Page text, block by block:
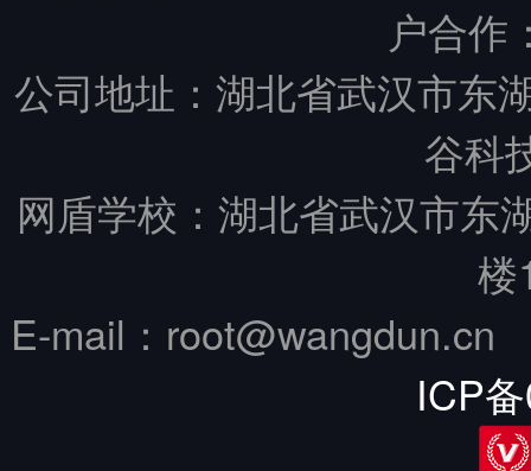
户合作
公司地址：湖北省武汉市东
谷科
网盾学校：湖北省武汉市东
楼
E-mail：
ICP